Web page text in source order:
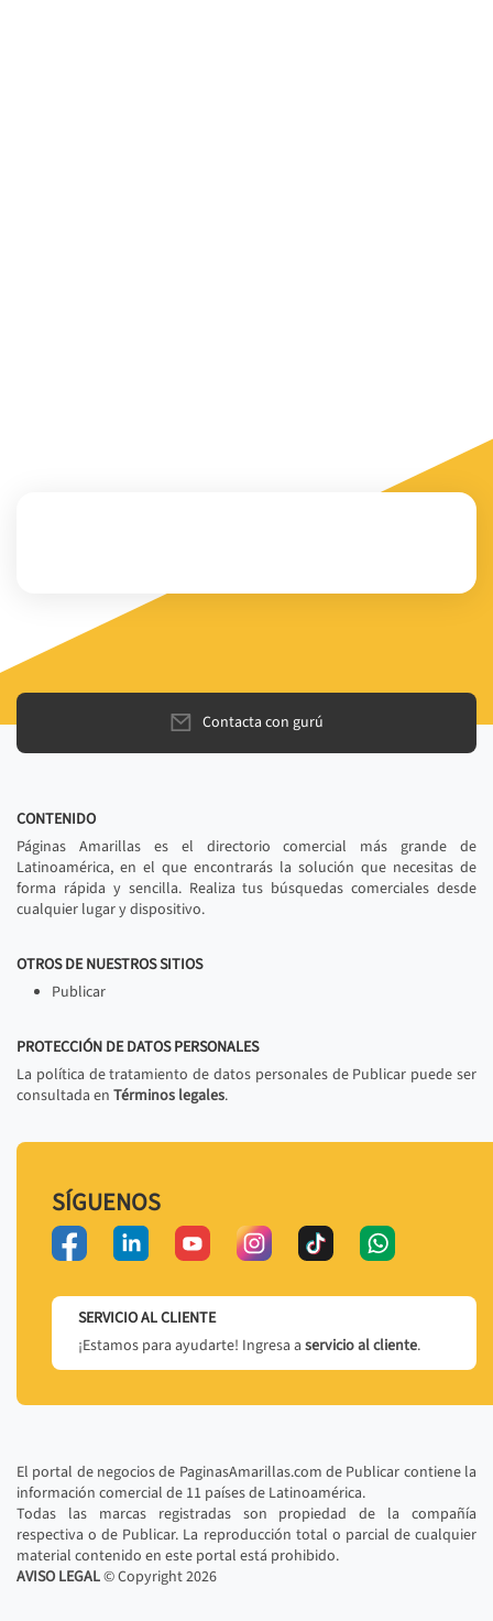
Contacta con gurú
CONTENIDO
Páginas Amarillas es el directorio comercial más grande de
Latinoamérica, en el que encontrarás la solución que necesitas de
forma rápida y sencilla. Realiza tus búsquedas comerciales desde
cualquier lugar y dispositivo.
OTROS DE NUESTROS SITIOS
Publicar
PROTECCIÓN DE DATOS PERSONALES
La política de tratamiento de datos personales de Publicar puede ser
consultada en Términos legales.
SÍGUENOS
SERVICIO AL CLIENTE
¡Estamos para ayudarte! Ingresa a servicio al cliente.
El portal de negocios de PaginasAmarillas.com de Publicar contiene la
información comercial de 11 países de Latinoamérica.
Todas las marcas registradas son propiedad de la compañía
respectiva o de Publicar. La reproducción total o parcial de cualquier
material contenido en este portal está prohibido.
AVISO LEGAL© Copyright2026